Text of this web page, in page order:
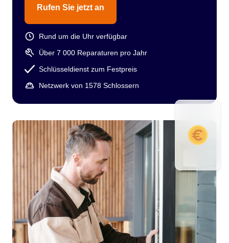
Rufen Sie jetzt an
Rund um die Uhr verfügbar
Über 7 000 Reparaturen pro Jahr
Schlüsseldienst zum Festpreis
Netzwerk von 1578 Schlossern